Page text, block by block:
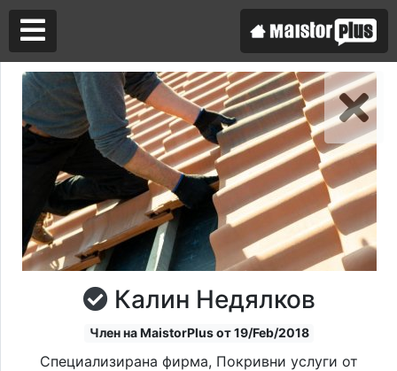
Калин Недялков
Член на MaistorPlus от 19/Feb/2018
Специализирана фирма, Покривни услуги от
Аз съм майстор
Търся майстор